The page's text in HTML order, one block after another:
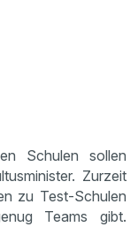
Schulen sollen
Zurzeit
zu Test-Schulen
Teams gibt.